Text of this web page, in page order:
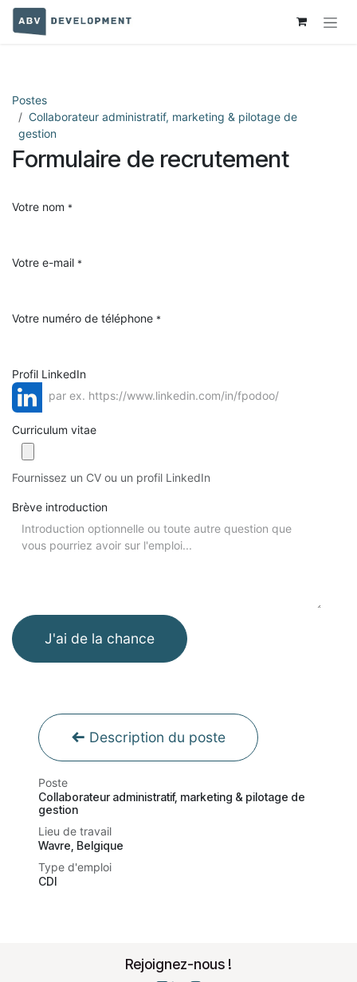
Se rendre au contenu
Postes
Collaborateur administratif, marketing & pilotage de
gestion
Formulaire de recrutement
Votre nom *
Votre e-mail *
Votre numéro de téléphone *
Profil LinkedIn
Curriculum vitae
Fournissez un CV ou un profil LinkedIn
Brève introduction
J'ai de la chance
Description du poste
Poste
Collaborateur administratif, marketing & pilotage de
gestion
Lieu de travail
Wavre Belgique
Type d'emploi
CDI
Rejoignez-nous !